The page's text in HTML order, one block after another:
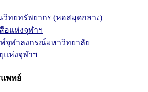
วิทยทรัพยากร (หอสมุดกลาง)
อแห่งจุฬาฯ
จุฬาลงกรณ์มหาวิทยาลัย
แห่งจุฬาฯ
แพทย์